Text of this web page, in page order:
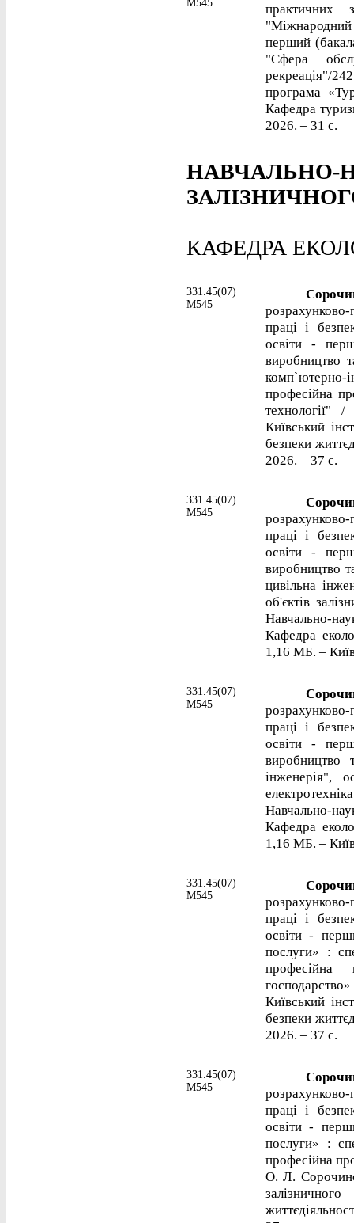
М545
практичних
перший
"Сфера
рекреація"/
програма
Кафедра
2026. – 31 с.
НАВЧАЛЬНО-
КАФЕДРА
331.45(07)
М545
праці і
освіти -
виробництво
комп`ютерно-
професійна
технології"
Київський
безпеки
2026. – 37 с.
331.45(07)
М545
праці і
освіти -
виробництво
цивільна
об'єктів
Навчально-
Кафедра
1,16 МБ. –
331.45(07)
М545
праці і
освіти -
виробництво
інженерія",
Навчально-
Кафедра
1,16 МБ. –
331.45(07)
М545
праці і
освіти -
послуги» :
професійна
Київський
безпеки
2026. – 37 с.
331.45(07)
М545
праці і
освіти -
послуги» :
професійна
О. Л.